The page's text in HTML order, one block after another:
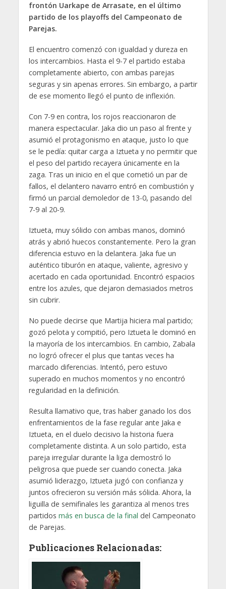
frontón Uarkape de Arrasate, en el último
partido de los playoffs del Campeonato de
Parejas.
El encuentro comenzó con igualdad y dureza en
los intercambios. Hasta el 9-7 el partido estaba
completamente abierto, con ambas parejas
seguras y sin apenas errores. Sin embargo, a partir
de ese momento llegó el punto de inflexión.
Con 7-9 en contra, los rojos reaccionaron de
manera espectacular. Jaka dio un paso al frente y
asumió el protagonismo en ataque, justo lo que
se le pedía: quitar carga a Iztueta y no permitir que
el peso del partido recayera únicamente en la
zaga. Tras un inicio en el que cometió un par de
fallos, el delantero navarro entró en combustión y
firmó un parcial demoledor de 13-0, pasando del
7-9 al 20-9.
Iztueta, muy sólido con ambas manos, dominó
atrás y abrió huecos constantemente. Pero la gran
diferencia estuvo en la delantera. Jaka fue un
auténtico tiburón en ataque, valiente, agresivo y
acertado en cada oportunidad. Encontró espacios
entre los azules, que dejaron demasiados metros
sin cubrir.
No puede decirse que Martija hiciera mal partido;
gozó pelota y compitió, pero Iztueta le dominó en
la mayoría de los intercambios. En cambio, Zabala
no logró ofrecer el plus que tantas veces ha
marcado diferencias. Intentó, pero estuvo
superado en muchos momentos y no encontró
regularidad en la definición.
Resulta llamativo que, tras haber ganado los dos
enfrentamientos de la fase regular ante Jaka e
Iztueta, en el duelo decisivo la historia fuera
completamente distinta. A un solo partido, esta
pareja irregular durante la liga demostró lo
peligrosa que puede ser cuando conecta. Jaka
asumió liderazgo, Iztueta jugó con confianza y
juntos ofrecieron su versión más sólida. Ahora, la
liguilla de semifinales les garantiza al menos tres
partidos más en busca de la final del Campeonato
de Parejas.
Publicaciones Relacionadas: